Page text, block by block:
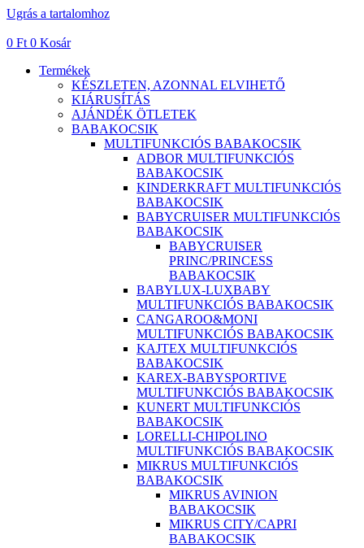
Ugrás a tartalomhoz
0 Ft 0 Kosár
Termékek
KÉSZLETEN, AZONNAL ELVIHETŐ
KIÁRUSÍTÁS
AJÁNDÉK ÖTLETEK
BABAKOCSIK
MULTIFUNKCIÓS BABAKOCSIK
ADBOR MULTIFUNKCIÓS
BABAKOCSIK
KINDERKRAFT MULTIFUNKCIÓS
BABAKOCSIK
BABYCRUISER MULTIFUNKCIÓS
BABAKOCSIK
BABYCRUISER
PRINC/PRINCESS
BABAKOCSIK
BABYLUX-LUXBABY
MULTIFUNKCIÓS BABAKOCSIK
CANGAROO&MONI
MULTIFUNKCIÓS BABAKOCSIK
KAJTEX MULTIFUNKCIÓS
BABAKOCSIK
KAREX-BABYSPORTIVE
MULTIFUNKCIÓS BABAKOCSIK
KUNERT MULTIFUNKCIÓS
BABAKOCSIK
LORELLI-CHIPOLINO
MULTIFUNKCIÓS BABAKOCSIK
MIKRUS MULTIFUNKCIÓS
BABAKOCSIK
MIKRUS AVINION
BABAKOCSIK
MIKRUS CITY/CAPRI
BABAKOCSIK